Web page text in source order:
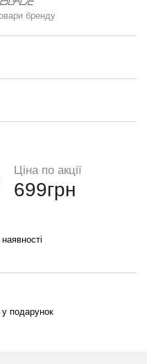
бренду
Ціна по акції
699грн
у подарунок